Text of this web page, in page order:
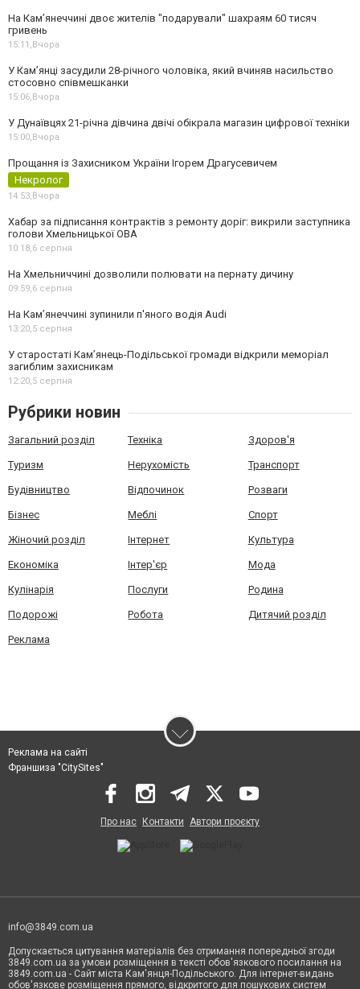
На Камʼянеччині двоє жителів "подарували" шахраям 60 тисяч
гривень
15:11,Вчора
У Камʼянці засудили 28-річного чоловіка, який вчиняв насильство
стосовно співмешканки
15:06,Вчора
У Дунаївцях 21-річна дівчина двічі обікрала магазин цифрової техніки
15:00,Вчора
Прощання із Захисником України Ігорем Драгусевичем
Некролог
14:53,Вчора
Хабар за підписання контрактів з ремонту доріг: викрили заступника
голови Хмельницької ОВА
10:18,6 серпня
На Хмельниччині дозволили полювати на пернату дичину
09:59,6 серпня
На Камʼянеччині зупинили п'яного водія Audi
13:20,5 серпня
У старостаті Кам’янець-Подільської громади відкрили меморіал
загиблим захисникам
12:20,5 серпня
Рубрики новин
Загальний розділ Техніка Здоров'я
Туризм Нерухомість Транспорт
Будівництво Відпочинок Розваги
Бізнес Меблі Спорт
Жіночий розділ Інтернет Культура
Економіка Інтер'єр Мода
Кулінарія Послуги Родина
Подорожі Робота Дитячий розділ
Реклама
Реклама на сайті
Франшиза "CitySites"
Про нас Контакти Автори проєкту
info@3849.com.ua
Допускається цитування матеріалів без отримання попередньої згоди
3849.com.ua за умови розміщення в тексті обов'язкового посилання на
3849.com.ua - Сайт міста Кам'янця-Подільського. Для інтернет-видань
обов'язкове розміщення прямого, відкритого для пошукових систем